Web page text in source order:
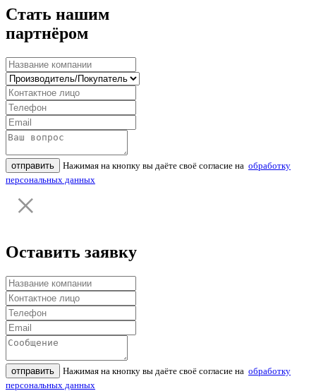
Стать нашим
партнёром
отправить Нажимая на кнопку вы даёте своё согласие на обработку
персональных данных
Оставить заявку
отправить Нажимая на кнопку вы даёте своё согласие на обработку
персональных данных